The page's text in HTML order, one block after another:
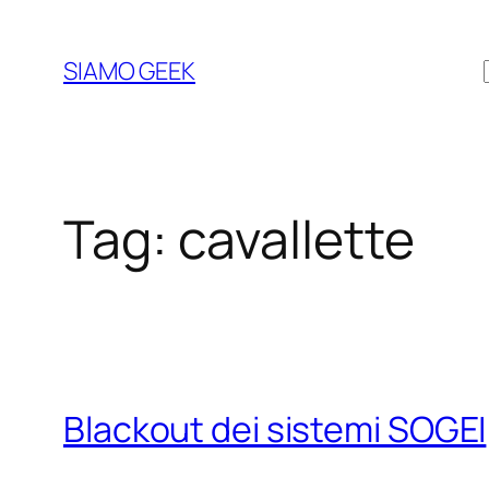
contenuto
SIAMO GEEK
Tag: cavallette
Blackout dei sistemi SOGEI